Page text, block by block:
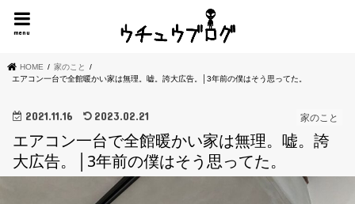
menu
HOME
家のこと
エアコン一台で全館暖かい家は無理。嘘。誇大広告。│3年前の僕はそう思ってた。
家のこと
2021.11.16 2023.02.21
エアコン一台で全館暖かい家は無理。嘘。誇
大広告。│3年前の僕はそう思ってた。